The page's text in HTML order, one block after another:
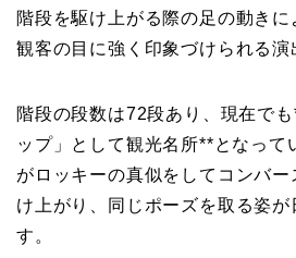
階段を駆け上がる際の足の動き
観客の目に強く印象づけられる演
階段の段数は72段あり、現在で
ップ」として観光名所**となって
がロッキーの真似をしてコンバ
け上がり、同じポーズを取る姿が
す。